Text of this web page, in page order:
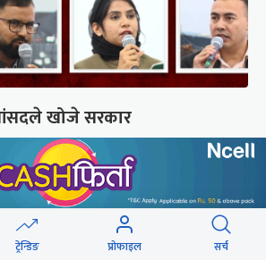
खोजे सरकार
?
संसद्लाई टेर्दैनन् प्रधानमन्त्री, लाचार
छन् सभामुख
ट्रेन्डिङ प्रोफाइल सर्च